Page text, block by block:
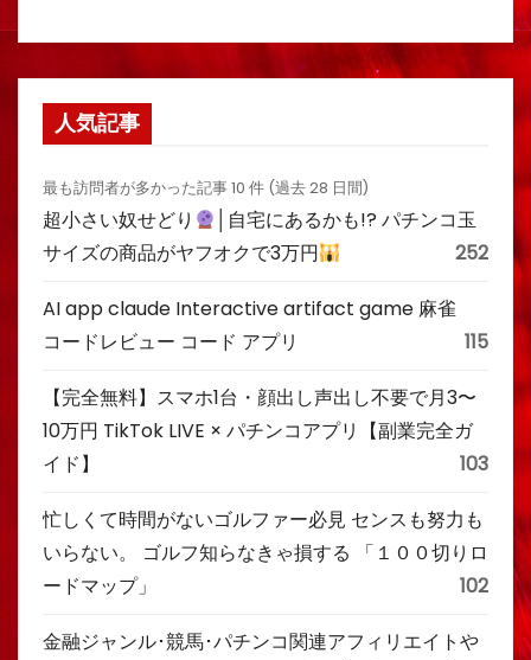
人気記事
最も訪問者が多かった記事 10 件 (過去 28 日間)
超小さい奴せどり
│自宅にあるかも!? パチンコ玉
サイズの商品がヤフオクで3万円
252
AI app claude Interactive artifact game 麻雀
コードレビュー コード アプリ
115
【完全無料】スマホ1台・顔出し声出し不要で月3〜
10万円 TikTok LIVE × パチンコアプリ【副業完全ガ
イド】
103
忙しくて時間がないゴルファー必見 センスも努力も
いらない。 ゴルフ知らなきゃ損する 「１００切りロ
ードマップ」
102
金融ジャンル･競馬･パチンコ関連アフィリエイトや